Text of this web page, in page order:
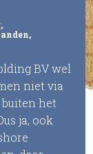
,
,
BV wel
niet via
het
ja, ook